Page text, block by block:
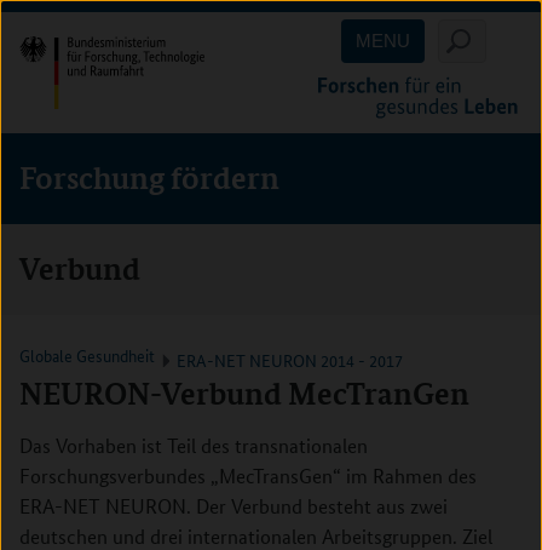
Direkt
zum
Inhalt
(Eingabetaste)
Direkt
zum
Hauptmenu
(Eingabetaste)
Direkt
zur
Suche
(Eingabetaste)
MENU
Forschung fördern
Verbund
Globale Gesundheit ERA-NET NEURON 2014 - 2017
NEURON-Verbund MecTranGen
Das Vorhaben ist Teil des transnationalen
Forschungsverbundes „MecTransGen“ im Rahmen des
ERA-NET NEURON. Der Verbund besteht aus zwei
deutschen und drei internationalen Arbeitsgruppen. Ziel